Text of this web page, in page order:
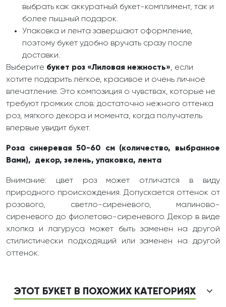
выбрать как аккуратный букет-комплимент, так и
более пышный подарок.
Упаковка и лента завершают оформление,
поэтому букет удобно вручать сразу после
доставки.
Выберите букет роз «Лиловая нежность», если
хотите подарить лёгкое, красивое и очень личное
впечатление. Это композиция о чувствах, которые не
требуют громких слов: достаточно нежного оттенка
роз, мягкого декора и момента, когда получатель
впервые увидит букет.
Роза синеревая 50-60 см (количество, выбранное
Вами), декор, зелень, упаковка, лента
Внимание: цвет роз может отличатся в виду
природного происхождения. Допускается оттенок от
розового, светло-сиреневого, малиново-
сиреневого до фиолетово-сиреневого. Декор в виде
хлопка и лагуруса может быть заменен на другой
стилистически подходящий или заменен на другой
оттенок.
ЭТОТ БУКЕТ В ПОХОЖИХ КАТЕГОРИЯХ